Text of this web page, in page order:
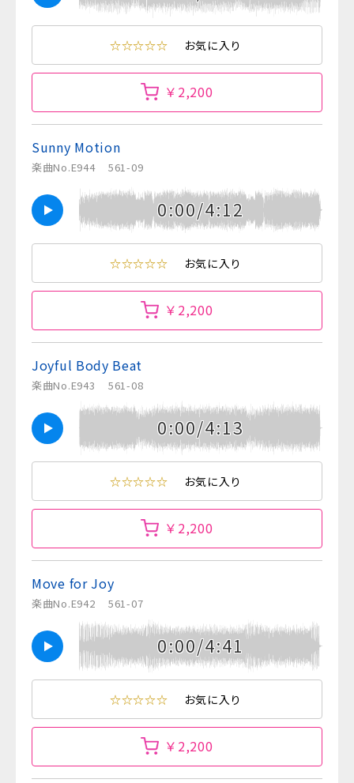
☆☆☆☆☆ お気に入り
￥2,200
Sunny Motion
楽曲No.E944 561-09
0:00/4:12
☆☆☆☆☆ お気に入り
￥2,200
Joyful Body Beat
楽曲No.E943 561-08
0:00/4:13
☆☆☆☆☆ お気に入り
￥2,200
Move for Joy
楽曲No.E942 561-07
0:00/4:41
☆☆☆☆☆ お気に入り
￥2,200